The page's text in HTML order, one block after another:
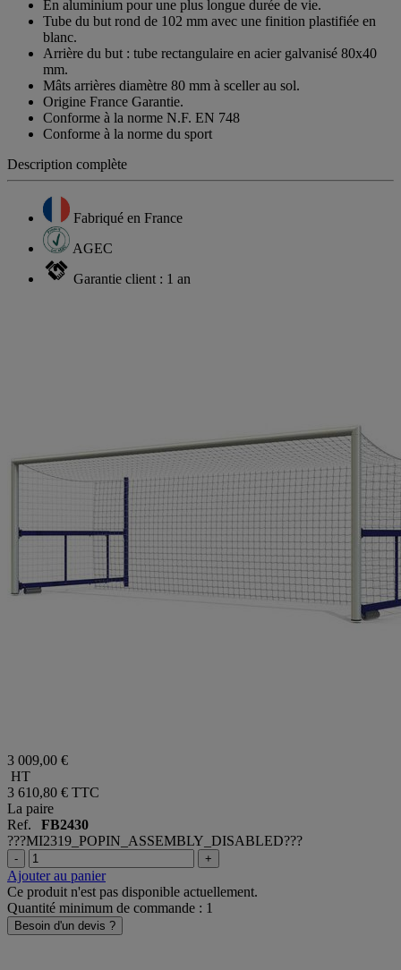
En aluminium pour une plus longue durée de vie.
Tube du but rond de 102 mm avec une finition plastifiée en
blanc.
Arrière du but : tube rectangulaire en acier galvanisé 80x40
mm.
Mâts arrières diamètre 80 mm à sceller au sol.
Origine France Garantie.
Conforme à la norme N.F. EN 748
Conforme à la norme du sport
Description complète
Fabriqué en France
AGEC
Garantie client : 1 an
3 009,00 €
HT
3 610,80 € TTC
La paire
Ref. FB2430
???MI2319_POPIN_ASSEMBLY_DISABLED???
- +
Ajouter au panier
Ce produit n'est pas disponible actuellement.
Quantité minimum de commande : 1
Besoin d'un devis ?